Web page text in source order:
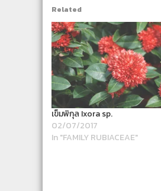
Related
เข็มพิกุล Ixora sp.
02/07/2017
In "FAMILY RUBIACEAE"